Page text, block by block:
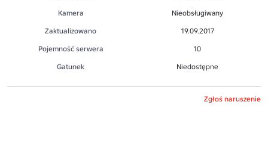
Kamera
Nieobsługiwany
Zaktualizowano
19.09.2017
Pojemność serwera
10
Gatunek
Niedostępne
Zgłoś naruszenie